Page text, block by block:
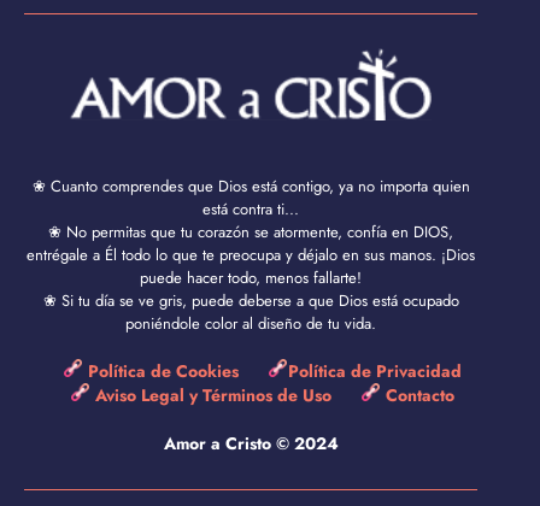
❀ Cuanto comprendes que Dios está contigo, ya no importa quien
está contra ti...
❀ No permitas que tu corazón se atormente, confía en DIOS,
entrégale a Él todo lo que te preocupa y déjalo en sus manos. ¡Dios
puede hacer todo, menos fallarte!
❀ Si tu día se ve gris, puede deberse a que Dios está ocupado
poniéndole color al diseño de tu vida.
Política de Cookies
Política de Privacidad
Aviso Legal y Términos de Uso
Contacto
Amor a Cristo © 2024